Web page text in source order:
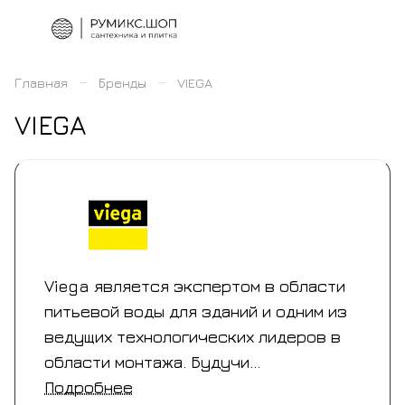
Главная – Бренды – VIEGA
VIEGA
Viega является экспертом в области
питьевой воды для зданий и одним из
ведущих технологических лидеров в
области монтажа. Будучи
ориентированным на качество
Подробнее